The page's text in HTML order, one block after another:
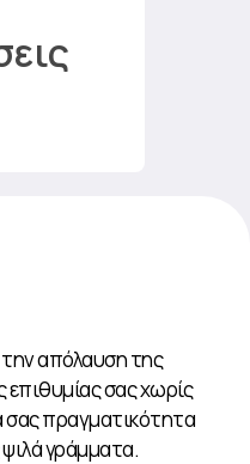
την απόλαυση της
σας χωρίς
σας πραγματικότητα
γράμματα.